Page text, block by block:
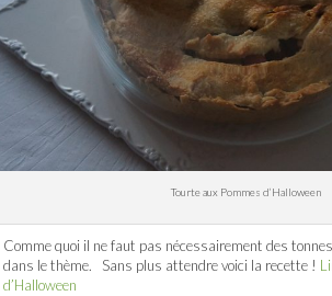
Tourte aux Pommes d’Halloween
Comme quoi il ne faut pas nécessairement des
dans le thème. Sans plus attendre voici la recette !
d’Halloween